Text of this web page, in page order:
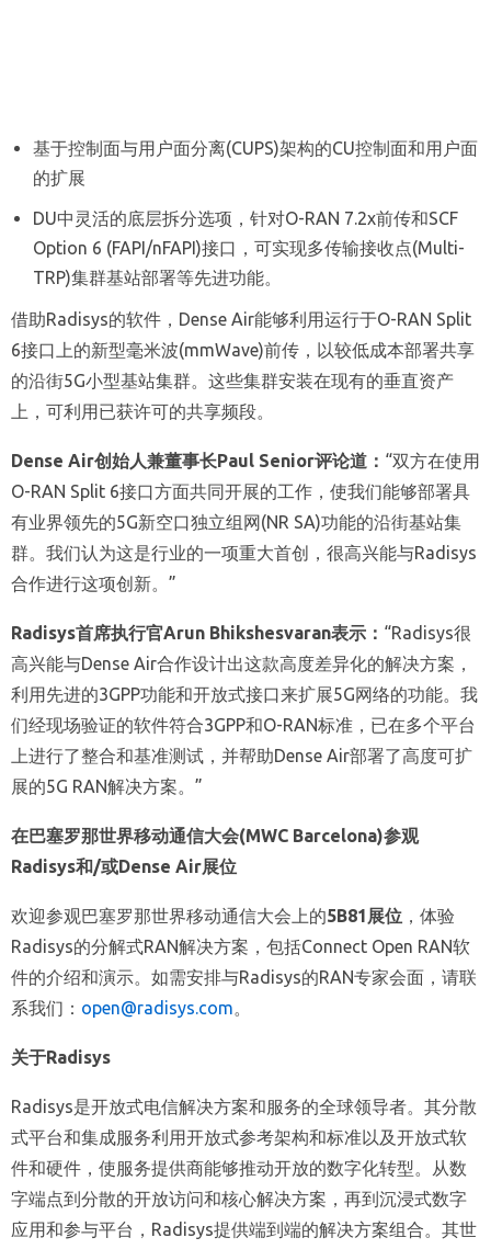
基于控制面与用户面分离(CUPS)架构的CU控制面和用户面
的扩展
DU中灵活的底层拆分选项，针对O-RAN 7.2x前传和SCF
Option 6 (FAPI/nFAPI)接口，可实现多传输接收点(Multi-
TRP)集群基站部署等先进功能。
借助Radisys的软件，Dense Air能够利用运行于O-RAN Split
6接口上的新型毫米波(mmWave)前传，以较低成本部署共享
的沿街5G小型基站集群。这些集群安装在现有的垂直资产
上，可利用已获许可的共享频段。
Dense Air创始人兼董事长Paul Senior评论道： “双方在使用
O-RAN Split 6接口方面共同开展的工作，使我们能够部署具
有业界领先的5G新空口独立组网(NR SA)功能的沿街基站集
群。我们认为这是行业的一项重大首创，很高兴能与Radisys
合作进行这项创新。”
Radisys首席执行官Arun Bhikshesvaran表示： “Radisys很
高兴能与Dense Air合作设计出这款高度差异化的解决方案，
利用先进的3GPP功能和开放式接口来扩展5G网络的功能。我
们经现场验证的软件符合3GPP和O-RAN标准，已在多个平台
上进行了整合和基准测试，并帮助Dense Air部署了高度可扩
展的5G RAN解决方案。”
在巴塞罗那世界移动通信大会(MWC Barcelona)参观
Radisys和/或Dense Air展位
欢迎参观巴塞罗那世界移动通信大会上的5B81 展位 ，体验
Radisys的分解式RAN解决方案，包括Connect Open RAN软
件的介绍和演示。如需安排与Radisys的RAN专家会面，请联
系我们： open@radisys.com。
关于Radisys
Radisys是开放式电信解决方案和服务的全球领导者。其分散
式平台和集成服务利用开放式参考架构和标准以及开放式软
件和硬件，使服务提供商能够推动开放的数字化转型。从数
字端点到分散的开放访问和核心解决方案，再到沉浸式数字
应用和参与平台，Radisys提供端到端的解决方案组合。其世